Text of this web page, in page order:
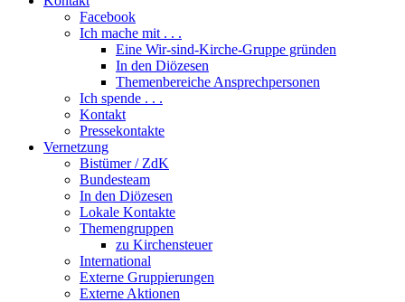
Facebook
Ich mache mit . . .
Eine Wir-sind-Kirche-Gruppe gründen
In den Diözesen
Themenbereiche Ansprechpersonen
Ich spende . . .
Kontakt
Pressekontakte
Vernetzung
Bistümer / ZdK
Bundesteam
In den Diözesen
Lokale Kontakte
Themengruppen
zu Kirchensteuer
International
Externe Gruppierungen
Externe Aktionen